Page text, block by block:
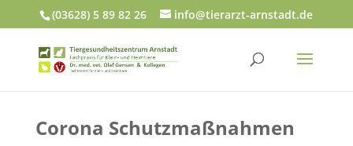
(03628) 5 89 82 26 info@tierarzt-arnstadt.de
Corona Schutzmaßnahmen